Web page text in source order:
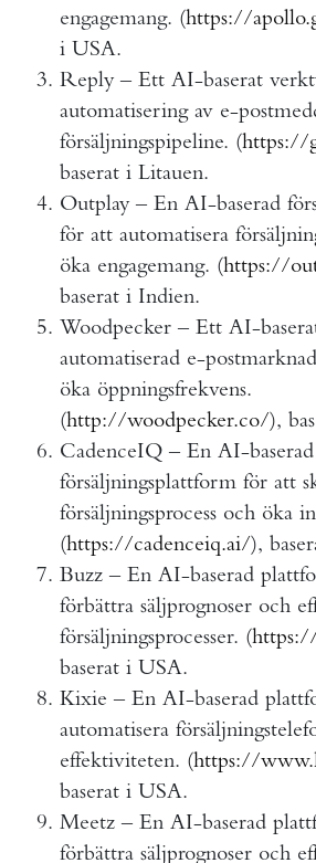
engagemang. (https://
i USA.
Reply – Ett AI-baserat
automatisering av e-
försäljningspipeline. (https://
baserat i Litauen.
Outplay – En AI-baserad
för att automatisera
öka engagemang. (https://
baserat i Indien.
Woodpecker – Ett AI-
automatiserad e-
öka öppningsfrekvens.
(http://woodpecker.co/),
CadenceIQ – En AI-baserad
försäljningsplattform för att
försäljningsprocess och öka
(https://cadenceiq.ai/),
Buzz – En AI-baserad
förbättra säljprognoser och
försäljningsprocesser. (
baserat i USA.
Kixie – En AI-baserad
automatisera
effektiviteten. (https://
baserat i USA.
Meetz – En AI-baserad
förbättra säljprognoser och